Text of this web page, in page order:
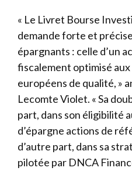
« Le Livret Bourse
demande forte et
épargnants : celle d’un
fiscalement optimisé
européens de qualité, »
Lecomte Violet. « Sa
part, dans son éligibilité
d’épargne actions de
d’autre part, dans sa
pilotée par DNCA